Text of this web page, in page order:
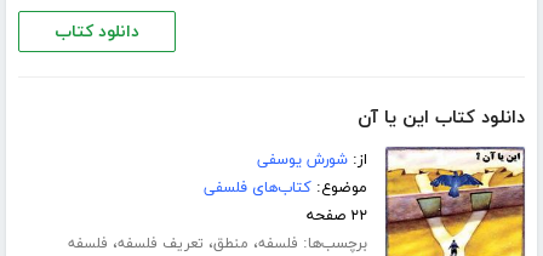
دانلود کتاب
دانلود کتاب این یا آن
از:شورش یوسفی
موضوع:کتاب‌های فلسفی
۲۲ صفحه
برچسب‌ها: فلسفه، منطق، تعریف فلسفه، فلسفه